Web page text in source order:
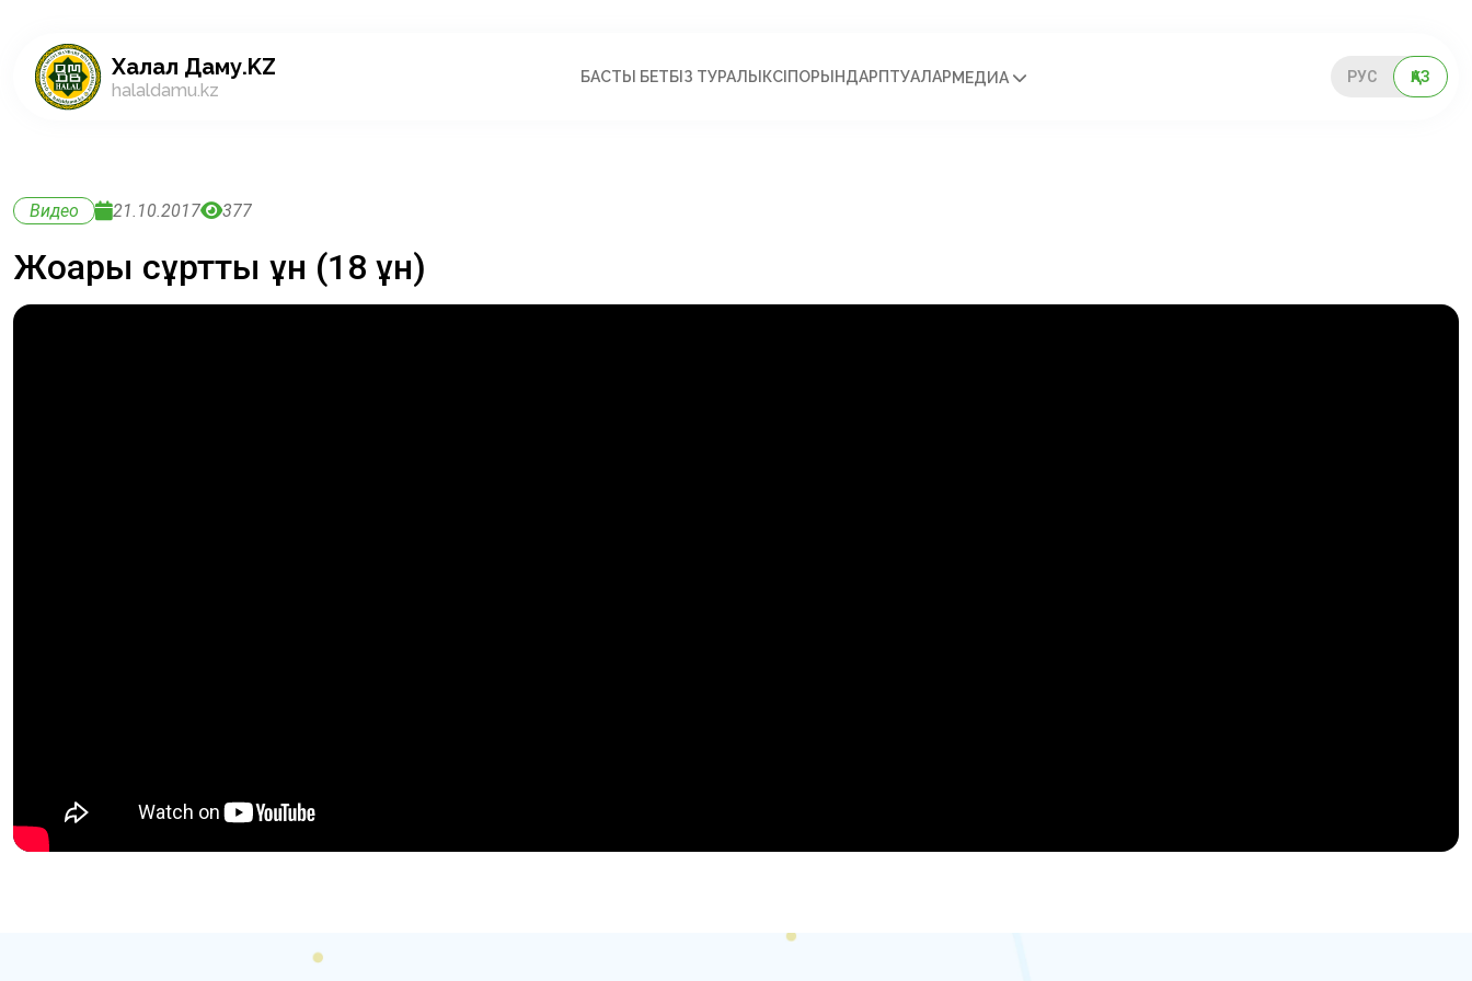
Халал Даму.KZ
halaldamu.kz
БАСТЫ БЕТБІЗ ТУРАЛЫ КӘСІПОРЫНДАРПӘТУАЛАРМЕДИА РУС ҚАЗ
Видео 21.10.2017 377
Жоғары сұртты ұн (18 ұн)